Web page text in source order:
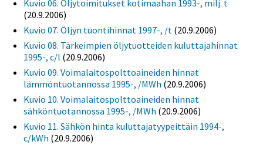
Kuvio 06. Öljytoimitukset kotimaahan 1993-, milj. t
(20.9.2006)
Kuvio 07. Öljyn tuontihinnat 1997-, /t (20.9.2006)
Kuvio 08. Tärkeimpien öljytuotteiden kuluttajahinnat
1995-, c/l (20.9.2006)
Kuvio 09. Voimalaitospolttoaineiden hinnat
lämmöntuotannossa 1995-, /MWh (20.9.2006)
Kuvio 10. Voimalaitospolttoaineiden hinnat
sähköntuotannossa 1995-, /MWh (20.9.2006)
Kuvio 11. Sähkön hinta kuluttajatyypeittäin 1994-,
c/kWh (20.9.2006)